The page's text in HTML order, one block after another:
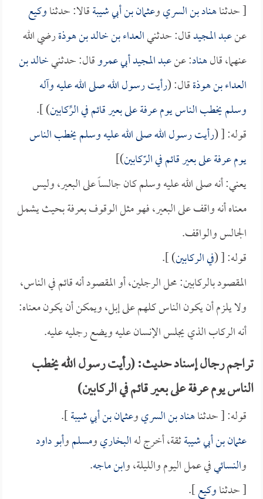
[ حدثناهناد بن السريوعثمان بن أبي شيبةقالا: حدثناوكيع
عنعبد المجيدقال: حدثنيالعداء بن خالد بن هوذةرضي الله
عنهما، قالهناد: عنعبد المجيد أبي عمروقال: حدثنيخالد بن
العداء بن هوذةقال: (رأيت رسول الله صلى الله عليه وآله
وسلم يخطب الناس يوم عرفة على بعير قائم في الرِّكابين) ].
قوله: [ (رأيت رسول الله صلى الله عليه وسلم يخطب الناس
يوم عرفة على بعير قائم في الرّكابين)]
يعني: أنه صلى الله عليه وسلم كان جالساً على البعير، وليس
معناه أنه واقف على البعير، فهو مثل الوقوف بعرفة بحيث يشمل
الجالس والواقف.
قوله: [ (في الركابين) ].
المقصود بالركابين: محل الرجلين، أو المقصود أنه قائم في الناس،
ولا يلزم أن يكون الناس كلهم على إبل، ويمكن أن يكون معناه:
أنه الركاب الذي يجلس الإنسان عليه ويضع رجليه عليه.
تراجم رجال إسناد حديث: (رأيت رسول الله يخطب
الناس يوم عرفة على بعير قائم في الركابين)
قوله: [ حدثناهناد بن السريوعثمان بن أبي شيبة].
عثمان بن أبي شيبةثقة، أخرج لهالبخاريومسلموأبو داود
والنسائيفي عمل اليوم والليلة، وابن ماجه.
[ حدثناوكيع].